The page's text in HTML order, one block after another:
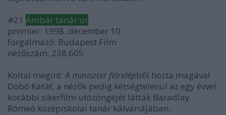
#21 Ámbár tanár úr
premier: 1998. december 10.
forgalmazó: Budapest Film
nézőszám: 238.605
Koltai megint:A miniszter félrelépből hozta magával
Dobó Katát, a nézők pedig kétségtelenül az egy évvel
korábbi sikerfilm utózöngéjét látták Baradlay
Rómeó középiskolai tanár kálváriájában.